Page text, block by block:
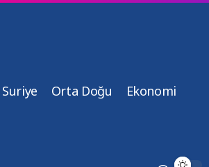
Suriye Orta Doğu Ekonomi